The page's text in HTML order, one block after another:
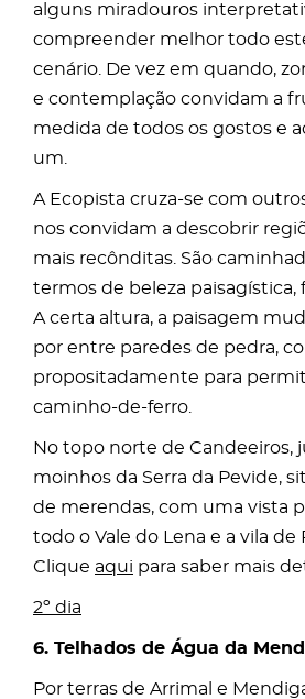
alguns miradouros
compreender melhor todo
cenário. De vez em quando,
e contemplação convidam a
medida de todos os gostos e
um.
A Ecopista cruza-se com
nos convidam a descobrir
mais recônditas. São
termos de beleza paisagística,
A certa altura, a paisagem
por entre paredes de pedra,
propositadamente para
caminho-de-ferro.
No topo norte de Candeeiros,
moinhos da Serra da Pevide,
de merendas, com uma vista
todo o Vale do Lena e a vila de
Clique aqui para saber mais
2º dia
6. Telhados de Água da
Por terras de Arrimal e